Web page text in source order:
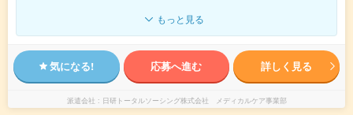
もっと見る
気になる! 応募へ進む 詳しく見る
派遣会社 日研トータルソーシング株式会社 メディカルケア事業部